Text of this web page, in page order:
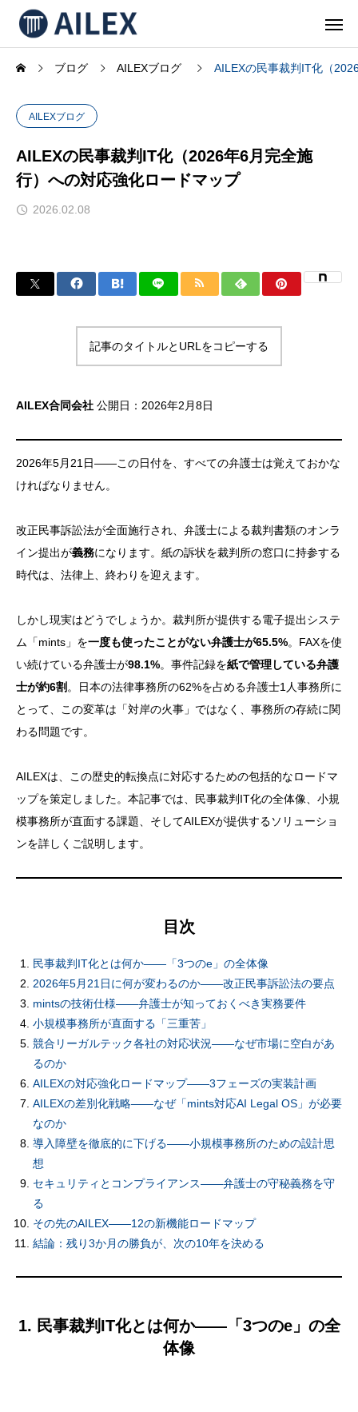
ブログ AILEXブログ AILEXの民事裁判IT化（
AILEXブログ
AILEXの民事裁判IT化（2026年6月完全施
行）への対応強化ロードマップ
2026.02.08
記事のタイトルとURLをコピーする
AILEX合同会社 公開日：2026年2月8日
2026年5月21日——この日付を、すべての弁護士は覚えておかな
ければなりません。
改正民事訴訟法が全面施行され、弁護士による裁判書類のオンラ
イン提出が義務になります。紙の訴状を裁判所の窓口に持参する
時代は、法律上、終わりを迎えます。
しかし現実はどうでしょうか。裁判所が提供する電子提出システ
ム「mints」を一度も使ったことがない弁護士が65.5%。FAXを使
い続けている弁護士が98.1%。事件記録を紙で管理している弁護
士が約6割 。日本の法律事務所の62%を占める弁護士1人事務所に
とって、この変革は「対岸の火事」ではなく、事務所の存続に関
わる問題です。
AILEXは、この歴史的転換点に対応するための包括的なロードマ
ップを策定しました。本記事では、民事裁判IT化の全体像、小規
模事務所が直面する課題、そしてAILEXが提供するソリューショ
ンを詳しくご説明します。
目次
民事裁判IT化とは何か——「3つのe」の全体像
2026年5月21日に何が変わるのか——改正民事訴訟法の要点
mintsの技術仕様——弁護士が知っておくべき実務要件
小規模事務所が直面する「三重苦」
競合リーガルテック各社の対応状況——なぜ市場に空白があ
るのか
AILEXの対応強化ロードマップ——3フェーズの実装計画
AILEXの差別化戦略——なぜ「mints対応AI Legal OS」が必要
なのか
導入障壁を徹底的に下げる——小規模事務所のための設計思
想
セキュリティとコンプライアンス——弁護士の守秘義務を守
る
その先のAILEX——12の新機能ロードマップ
結論：残り3か月の勝負が、次の10年を決める
1. 民事裁判IT化とは何か——「3つのe」の全
体像